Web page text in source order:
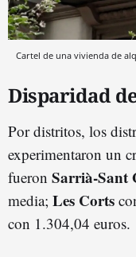
Cartel de una vivienda de
Disparidad
Por distritos, los
experimentaron un
fueron Sarrià-Sant
media; Les Corts
con 1.304,04 euros.